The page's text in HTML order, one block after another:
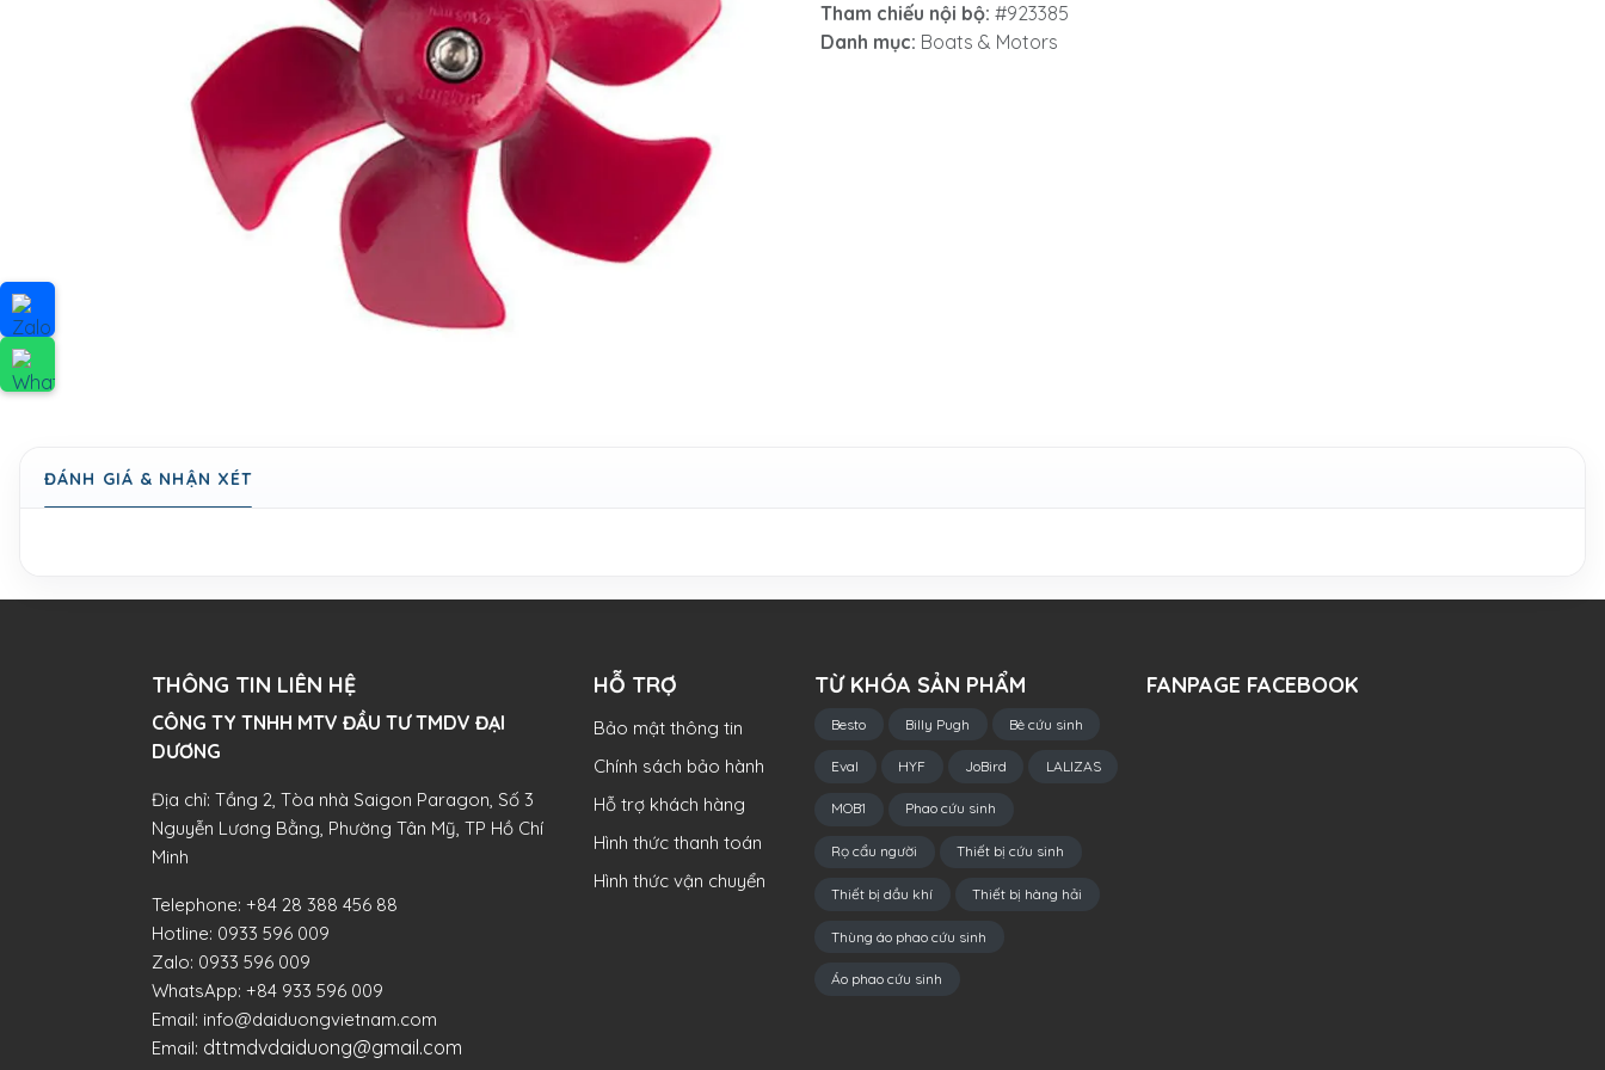
Tham chiếu nội bộ: #923385
Danh mục: Boats & Motors
ĐÁNH GIÁ & NHẬN XÉT
THÔNG TIN LIÊN HỆ
CÔNG TY TNHH MTV ĐẦU TƯ TMDV ĐẠI
DƯƠNG​
Địa chỉ: Tầng 2, Tòa nhà Saigon Paragon, Số 3
Nguyễn Lương Bằng, Phường Tân Mỹ, TP Hồ Chí
Minh
Telephone: +84 28 388 456 88
Hotline: 0933 596 009
Zalo: 0933 596 009
WhatsApp: +84 933 596 009
Email: info@daiduongvietnam.com
Email: dttmdvdaiduong@gmail.com
HỖ TRỢ
Bảo mật thông tin
Chính sách bảo hành
Hỗ trợ khách hàng
Hình thức thanh toán
Hình thức vận chuyển
TỪ KHÓA SẢN PHẨM
Besto Billy Pugh Bè cứu sinh
Eval HYF JoBird LALIZAS
MOB1 Phao cứu sinh
Rọ cẩu người Thiết bị cứu sinh
Thiết bị dầu khí Thiết bị hàng hải
Thùng áo phao cứu sinh
Áo phao cứu sinh
FANPAGE FACEBOOK